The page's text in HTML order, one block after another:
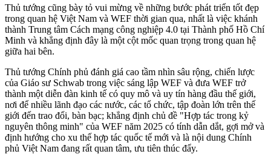
Thủ tướng cũng bày tỏ vui mừng về những bước phát triển tốt đẹp
trong quan hệ Việt Nam và WEF thời gian qua, nhất là việc khánh
thành Trung tâm Cách mạng công nghiệp 4.0 tại Thành phố Hồ Chí
Minh và khẳng định đây là một cột mốc quan trọng trong quan hệ
giữa hai bên.
Thủ tướng Chính phủ đánh giá cao tầm nhìn sâu rộng, chiến lược
của Giáo sư Schwab trong việc sáng lập WEF và đưa WEF trở
thành một diễn đàn kinh tế có quy mô và uy tín hàng đầu thế giới,
nơi để nhiều lãnh đạo các nước, các tổ chức, tập đoàn lớn trên thế
giới đến trao đổi, bàn bạc; khẳng định chủ đề "Hợp tác trong kỷ
nguyên thông minh" của WEF năm 2025 có tính dẫn dắt, gợi mở và
định hướng cho xu thế hợp tác quốc tế mới và là nội dung Chính
phủ Việt Nam đang rất quan tâm, ưu tiên thúc đẩy.